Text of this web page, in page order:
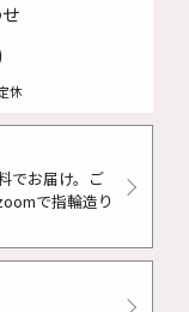
休
お届け。 ご
で指輪造り